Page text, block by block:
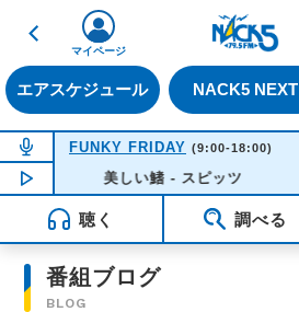
戻る
エアスケジュール NACK5 NEXT
マイページ
NOW ON AIR
FUNKY FRIDAY (9:00-18:00)
NOW PLAYING 13:57
美しい鰭 - スピッツ
聴く 調べる
番組ブログ
BLOG